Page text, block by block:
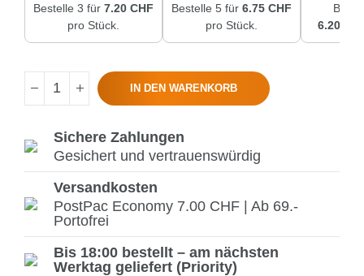
Bestelle 3 für 7.20 CHF
pro Stück.
Bestelle 5 für 6.75 CHF
pro Stück.
6.20
IN DEN WARENKORB
Sichere Zahlungen
Gesichert und vertrauenswürdig
Versandkosten
PostPac Economy 7.00 CHF | Ab 69.-
Portofrei
Bis 18:00 bestellt – am nächsten
Werktag geliefert (Priority)